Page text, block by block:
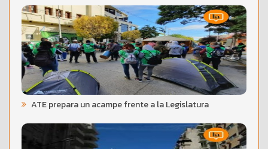
ATE prepara un acampe frente a la Legislatura